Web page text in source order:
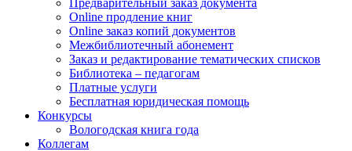
Предварительный заказ документа
Online продление книг
Online заказ копий документов
Межбиблиотечный абонемент
Заказ и редактирование тематических списков
Библиотека – педагогам
Платные услуги
Бесплатная юридическая помощь
Конкурсы
Вологодская книга года
Коллегам